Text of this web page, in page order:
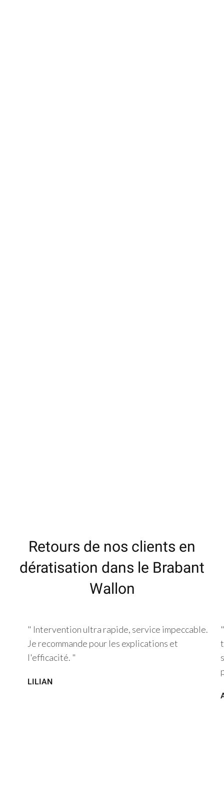
Retours de nos clients en
dératisation dans le Brabant
Wallon
" Intervention ultra rapide, service impeccable.
Je recommande pour les explications et
l'efficacité. "
LILIAN